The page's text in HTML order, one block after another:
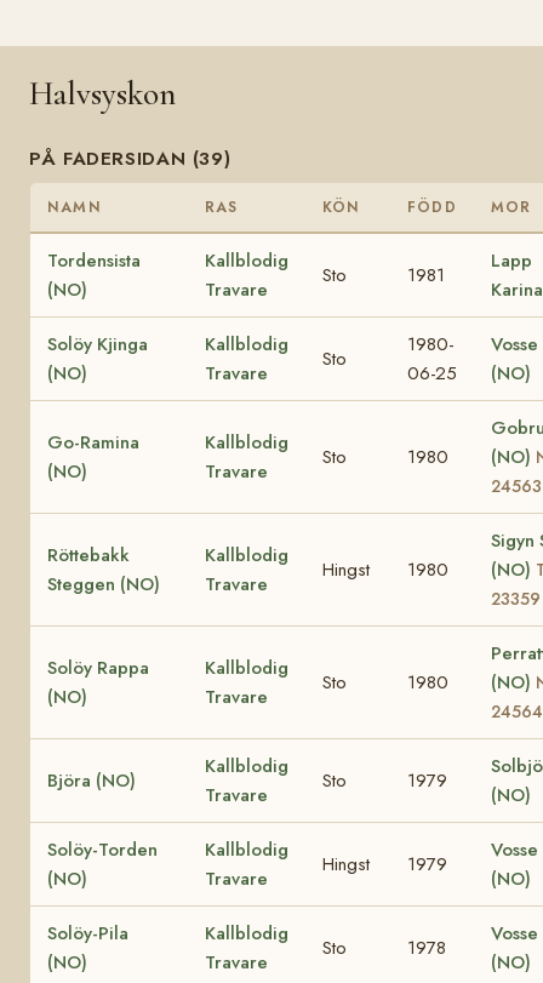
Halvsyskon
PÅ FADERSIDAN (39)
NAMN RAS KÖN FÖDD MOR
Tordensista
(NO)
Kallblodig
Travare
Sto 1981
Lapp
Solöy Kjinga
(NO)
Kallblodig
Travare
Sto
1980-
06-25
(NO)
Go-Ramina
(NO)
Kallblodig
Travare
Sto 1980
(NO)
24563
Röttebakk
Steggen (NO)
Kallblodig
Travare
Hingst 1980
Sigyn
(NO)
23359
Solöy Rappa
(NO)
Kallblodig
Travare
Sto 1980
(NO)
24564
Björa (NO)
Kallblodig
Travare
Sto 1979
(NO)
Solöy-Torden
(NO)
Kallblodig
Travare
Hingst 1979
(NO)
Solöy-Pila
(NO)
Kallblodig
Travare
Sto 1978
(NO)